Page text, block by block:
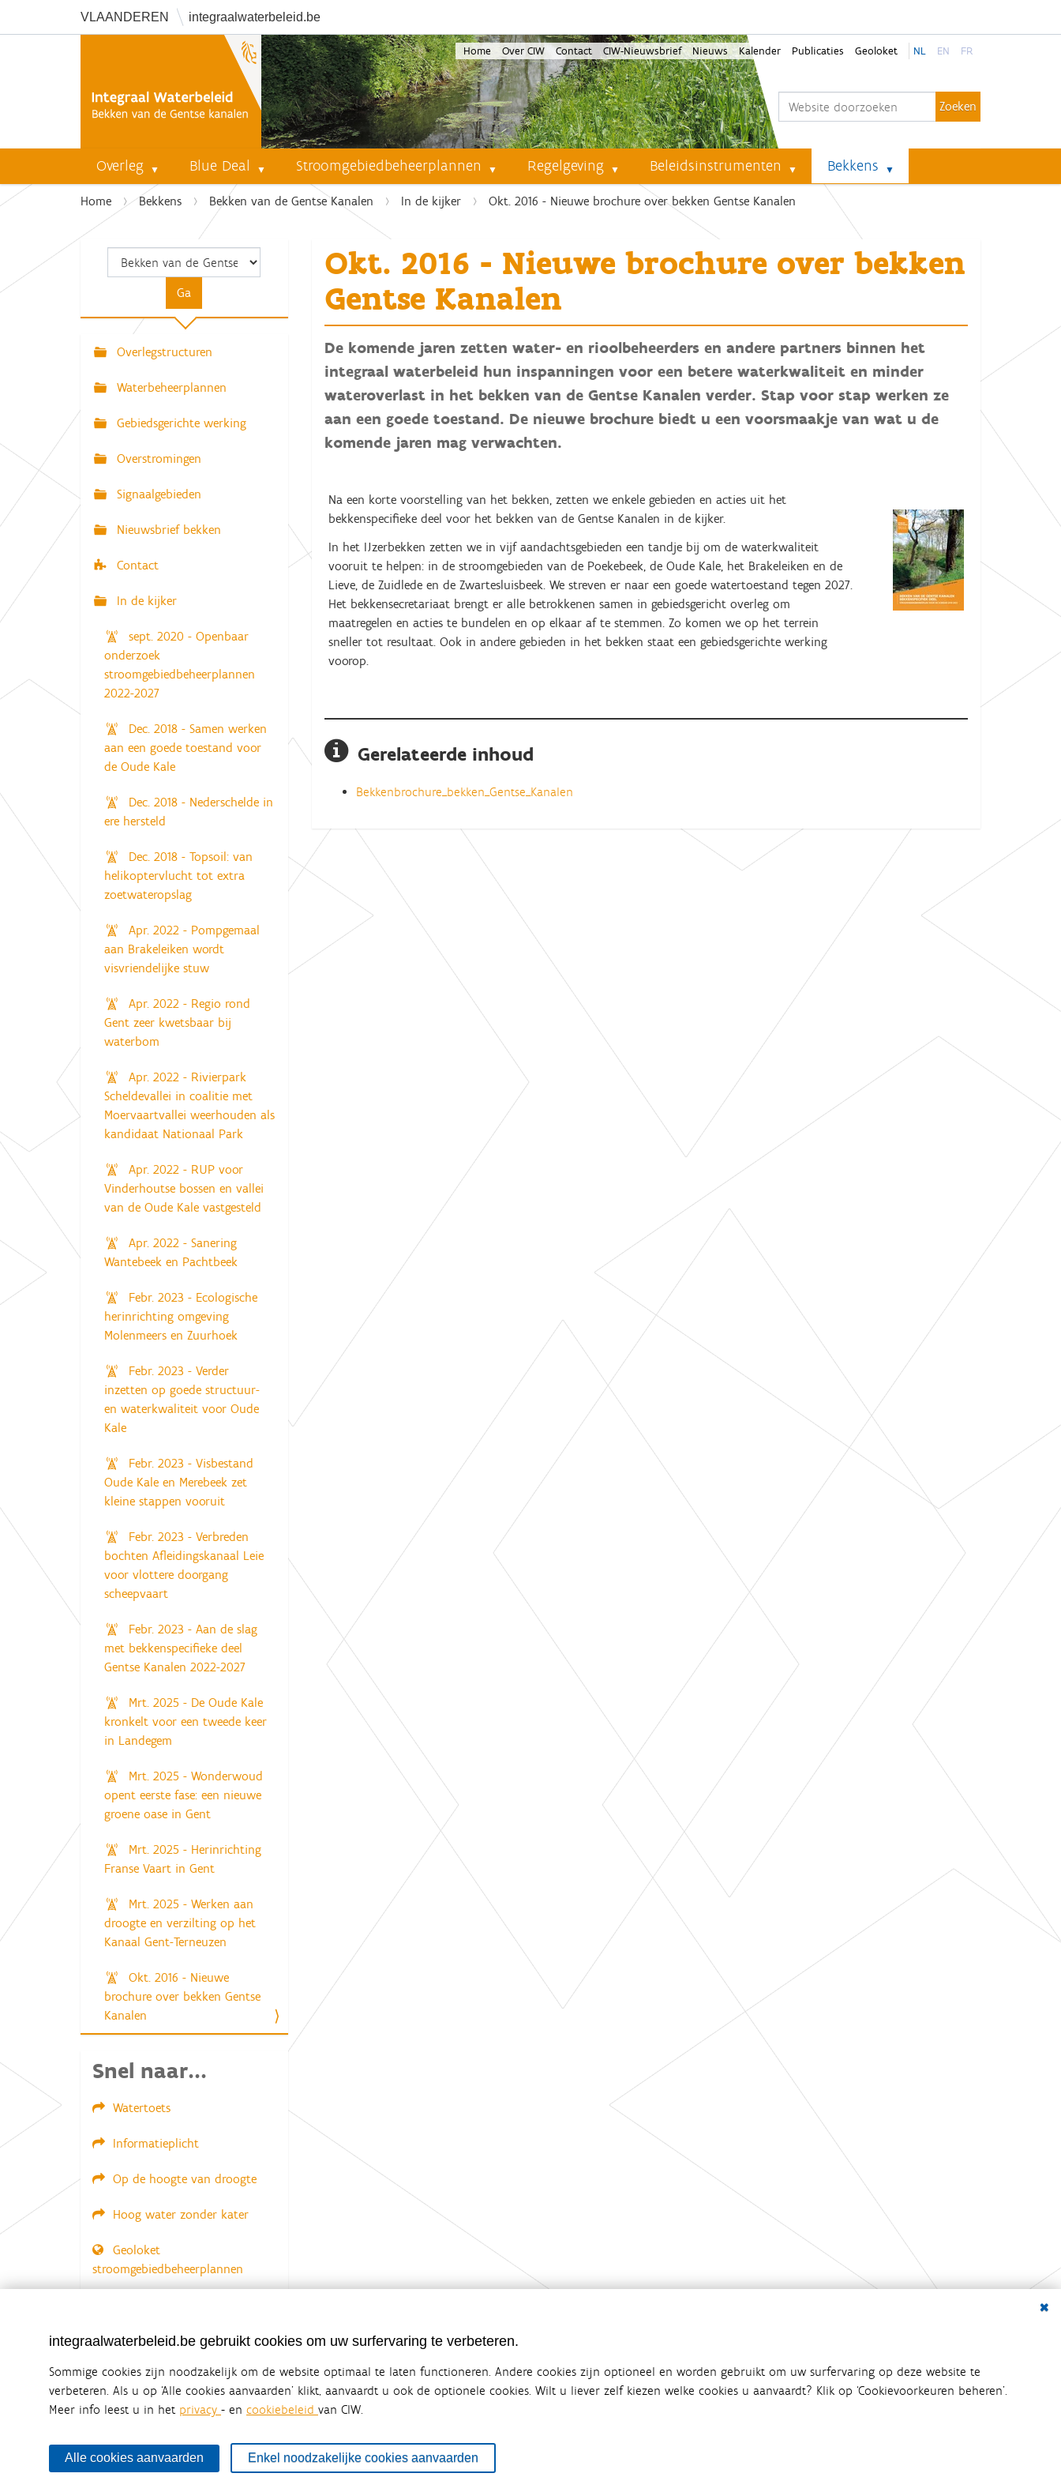
VLAANDEREN integraalwaterbeleid.be
Home Over CIW Contact CIW-Nieuwsbrief Nieuws Kalender Publicaties Geoloket NL EN FR
Overleg Blue Deal Stroomgebiedbeheerplannen Regelgeving Beleidsinstrumenten Bekkens
U
e
Home Bekkens Bekken van de Gentse Kanalen In de kijker Okt. 2016 - Nieuwe brochure over bekken Gentse Kanalen
Okt. 2016 - Nieuwe brochure over bekken
Gentse Kanalen
De komende jaren zetten water- en rioolbeheerders en andere partners binnen het
integraal waterbeleid hun inspanningen voor een betere waterkwaliteit en minder
wateroverlast in het bekken van de Gentse Kanalen verder. Stap voor stap werken ze
aan een goede toestand. De nieuwe brochure biedt u een voorsmaakje van wat u de
komende jaren mag verwachten.
Na een korte voorstelling van het bekken, zetten we enkele gebieden en acties uit het
bekkenspecifieke deel voor het bekken van de Gentse Kanalen in de kijker.
In het IJzerbekken zetten we in vijf aandachtsgebieden een tandje bij om de waterkwaliteit
vooruit te helpen: in de stroomgebieden van de Poekebeek, de Oude Kale, het Brakeleiken en de
Lieve, de Zuidlede en de Zwartesluisbeek. We streven er naar een goede watertoestand tegen 2027.
Het bekkensecretariaat brengt er alle betrokkenen samen in gebiedsgericht overleg om
maatregelen en acties te bundelen en op elkaar af te stemmen. Zo komen we op het terrein
sneller tot resultaat. Ook in andere gebieden in het bekken staat een gebiedsgerichte werking
voorop.
Gerelateerde inhoud
Bekkenbrochure_bekken_Gentse_Kanalen
N
a
i
g
t
Overlegstructuren
Waterbeheerplannen
Gebiedsgerichte werking
Overstromingen
Signaalgebieden
Nieuwsbrief bekken
Contact
In de kijker
sept. 2020 - Openbaar
onderzoek
stroomgebiedbeheerplannen
2022-2027
Dec. 2018 - Samen werken
aan een goede toestand voor
de Oude Kale
Dec. 2018 - Nederschelde in
ere hersteld
Dec. 2018 - Topsoil: van
helikoptervlucht tot extra
zoetwateropslag
Apr. 2022 - Pompgemaal
aan Brakeleiken wordt
visvriendelijke stuw
Apr. 2022 - Regio rond
Gent zeer kwetsbaar bij
waterbom
Apr. 2022 - Rivierpark
Scheldevallei in coalitie met
Moervaartvallei weerhouden als
kandidaat Nationaal Park
Apr. 2022 - RUP voor
Vinderhoutse bossen en vallei
van de Oude Kale vastgesteld
Apr. 2022 - Sanering
Wantebeek en Pachtbeek
Febr. 2023 - Ecologische
herinrichting omgeving
Molenmeers en Zuurhoek
Febr. 2023 - Verder
inzetten op goede structuur-
en waterkwaliteit voor Oude
Kale
Febr. 2023 - Visbestand
Oude Kale en Merebeek zet
kleine stappen vooruit
Febr. 2023 - Verbreden
bochten Afleidingskanaal Leie
voor vlottere doorgang
scheepvaart
Febr. 2023 - Aan de slag
met bekkenspecifieke deel
Gentse Kanalen 2022-2027
Mrt. 2025 - De Oude Kale
kronkelt voor een tweede keer
in Landegem
Mrt. 2025 - Wonderwoud
opent eerste fase: een nieuwe
groene oase in Gent
Mrt. 2025 - Herinrichting
Franse Vaart in Gent
Mrt. 2025 - Werken aan
droogte en verzilting op het
Kanaal Gent-Terneuzen
Okt. 2016 - Nieuwe
brochure over bekken Gentse
Kanalen
Snel naar...
Watertoets
Informatieplicht
Op de hoogte van droogte
Hoog water zonder kater
Geoloket
stroomgebiedbeheerplannen
integraalwaterbeleid.be gebruikt cookies om uw surfervaring te verbeteren.
Sommige cookies zijn noodzakelijk om de website optimaal te laten functioneren. Andere cookies zijn optioneel en worden gebruikt om uw surfervaring op deze website te
verbeteren. Als u op ‘Alle cookies aanvaarden’ klikt, aanvaardt u ook de optionele cookies. Wilt u liever zelf kiezen welke cookies u aanvaardt? Klik op ‘Cookievoorkeuren beheren’.
Meer info leest u in het privacy - en cookiebeleid van CIW.
Alle cookies aanvaarden Enkel noodzakelijke cookies aanvaarden
Integraalwaterbeleid.be is een officiële website van de Vlaamse overheid
De Coördinatiecommissie Integraal Waterbeleid (CIW) is een overlegplatform van de diverse beleidsdomeinen en bestuursniveaus die bij het waterbeleid betrokken
zijn. Ook waterbedrijven nemen deel aan het overleg. Deze samenwerking zorgt voor een gecoördineerde en geïntegreerde aanpak van het waterbeleid en